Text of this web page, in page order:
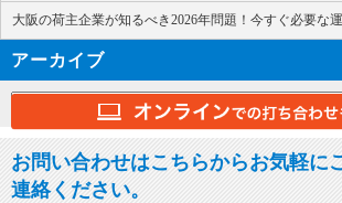
大阪の荷主企業が知るべき2026年問題！今すぐ必要な
アーカイブ
お問い合わせはこちらからお気軽に
連絡ください。